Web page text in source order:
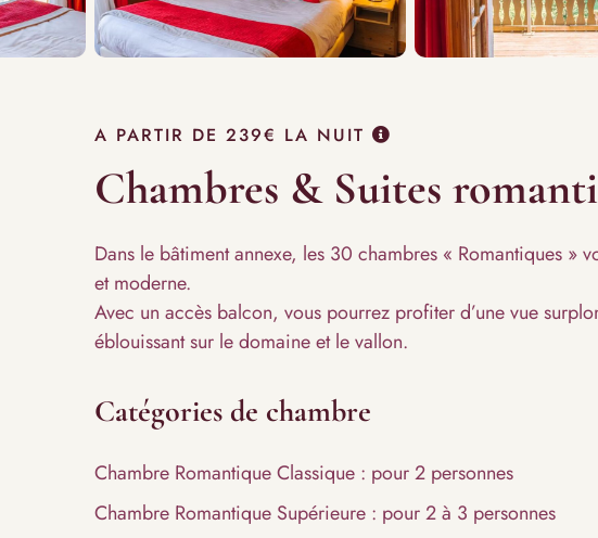
A PARTIR DE 239€ LA NUIT
Chambres & Suites
Dans le bâtiment annexe, les 30 chambres « Romantiques »
et moderne.
Avec un accès balcon, vous pourrez profiter d’une vue
éblouissant sur le domaine et le vallon.
Catégories de chambre
Chambre Romantique Classique : pour 2 personnes
Chambre Romantique Supérieure : pour 2 à 3 personnes